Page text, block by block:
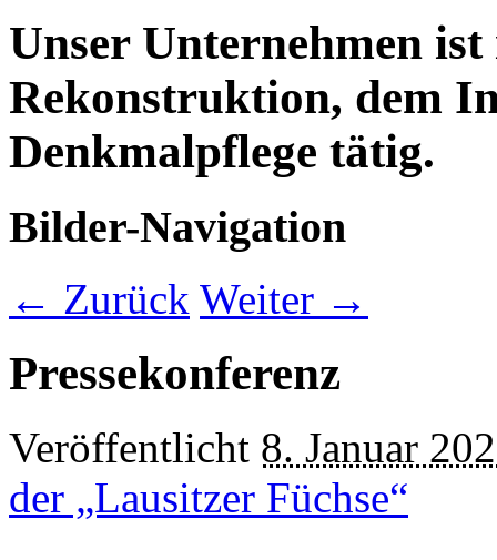
Unser Unternehmen
Rekonstruktion, dem
Denkmalpflege tätig.
Bilder-Navigation
← Zurück Weiter →
Pressekonferenz
Veröffentlicht 8. Januar
der „Lausitzer Füchse“